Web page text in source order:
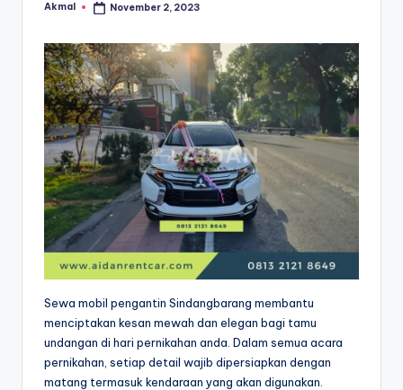
Posted
Akmal November 2, 2023
Sewa mobil pengantin Sindangbarang membantu
menciptakan kesan mewah dan elegan bagi tamu
undangan di hari pernikahan anda. Dalam semua acara
pernikahan, setiap detail wajib dipersiapkan dengan
matang termasuk kendaraan yang akan digunakan.